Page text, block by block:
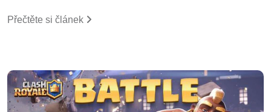
Přečtěte si článek